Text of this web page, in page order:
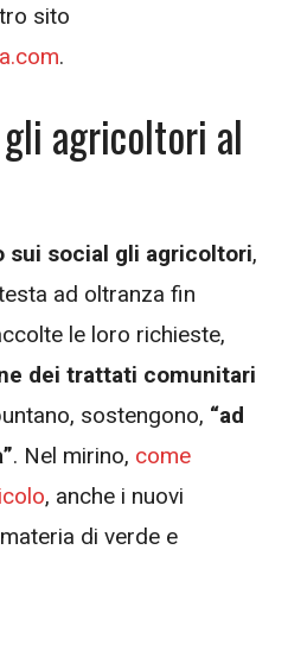
sito
.
agricoltori al
sui social gli agricoltori,
ad oltranza fin
le loro richieste,
dei trattati comunitari
sostengono, “ad
. Nel mirino, come
, anche i nuovi
di verde e